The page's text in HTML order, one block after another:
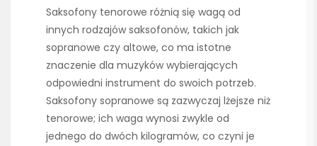
Saksofony tenorowe różnią się wagą od
innych rodzajów saksofonów, takich jak
sopranowe czy altowe, co ma istotne
znaczenie dla muzyków wybierających
odpowiedni instrument do swoich potrzeb.
Saksofony sopranowe są zazwyczaj lżejsze niż
tenorowe; ich waga wynosi zwykle od
jednego do dwóch kilogramów, co czyni je